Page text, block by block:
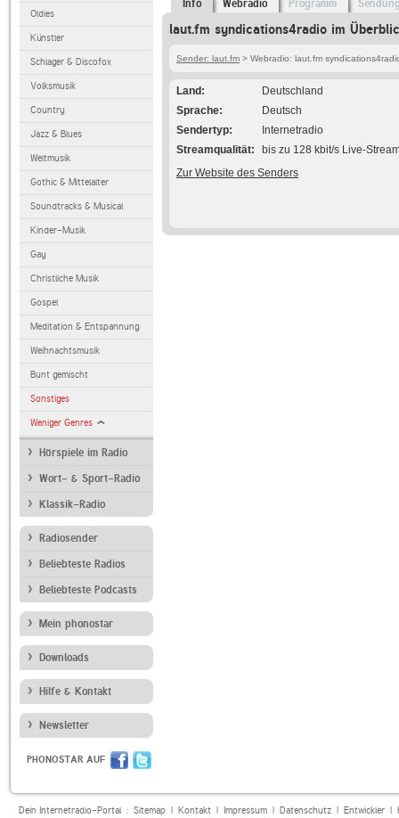
Oldies
Künstler
Schlager & Discofox
Volksmusik
Country
Jazz & Blues
Weltmusik
Gothic & Mittelalter
Soundtracks & Musical
Kinder-Musik
Gay
Christliche Musik
Gospel
Meditation & Entspannung
Weihnachtsmusik
Bunt gemischt
Sonstiges
Weniger Genres
Hörspiele im Radio
Wort- & Sport-Radio
Klassik-Radio
Radiosender
Beliebteste Radios
Beliebteste Podcasts
Mein phonostar
Downloads
Hilfe & Kontakt
Newsletter
PHONOSTAR AUF
Info Webradio Programm
laut.fm syndications4radio im
Sender: laut.fm > Webradio: laut.fm
Land
Deutschland
Sprache
Deutsch
Sendertyp
Internetradio
Streamqualität
bis zu 128 kbit/s Live-
Zur Website des Senders
Dein Internetradio-Portal : Sitemap| Kontakt| Impressum| Datenschutz| Entwickler|